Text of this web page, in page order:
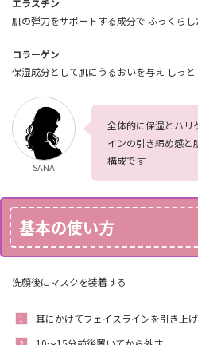
エラスチン
肌の弾力をサポートする成分で ふっくら
コラーゲン
保湿成分として肌にうるおいを与え しっ
SANA
全体的に保湿とハリ
インの引き締め感と
構成です
基本の使い方
洗顔後にマスクを装着する
耳にかけてフェイスラインを引き上